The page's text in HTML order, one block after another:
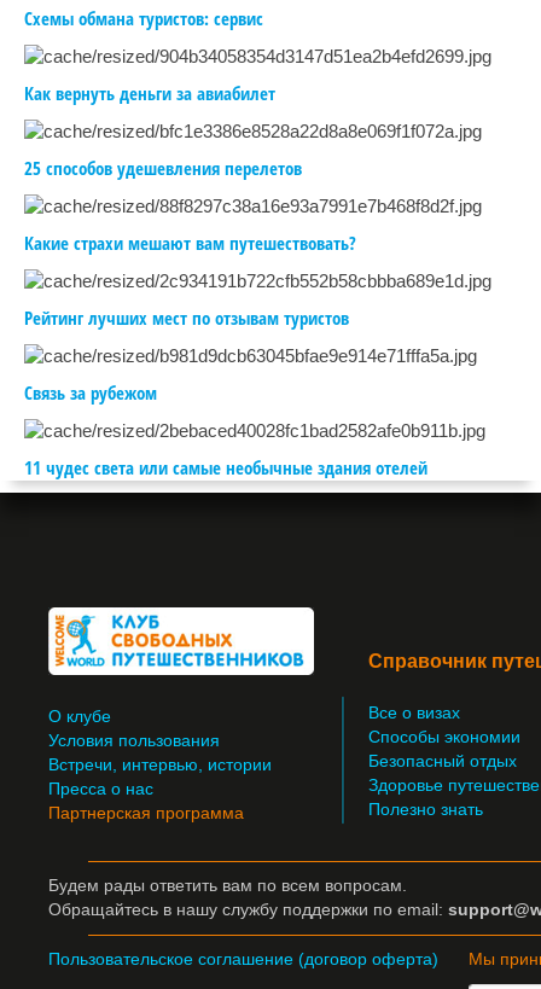
Схемы обмана туристов: сервис
Как вернуть деньги за авиабилет
25 способов удешевления перелетов
Какие страхи мешают вам путешествовать?
Рейтинг лучших мест по отзывам туристов
Связь за рубежом
11 чудес света или самые необычные здания отелей
О клубе
Условия пользования
Встречи, интервью, истории
Пресса о нас
Партнерская программа
Справочник
Все о визах
Способы экономии
Безопасный отдых
Здоровье
Полезно знать
Будем рады ответить вам по всем вопросам.
Обращайтесь в нашу службу поддержки по email:
Пользовательское соглашение (договор оферта) Мы